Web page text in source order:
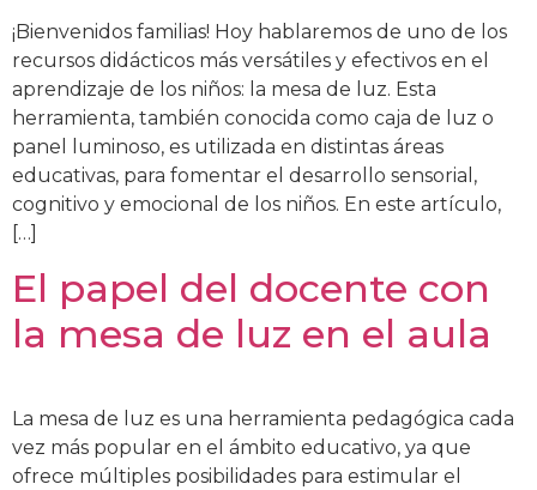
¡Bienvenidos familias! Hoy hablaremos de uno de los
recursos didácticos más versátiles y efectivos en el
aprendizaje de los niños: la mesa de luz. Esta
herramienta, también conocida como caja de luz o
panel luminoso, es utilizada en distintas áreas
educativas, para fomentar el desarrollo sensorial,
cognitivo y emocional de los niños. En este artículo,
[…]
El papel del docente con
la mesa de luz en el aula
La mesa de luz es una herramienta pedagógica cada
vez más popular en el ámbito educativo, ya que
ofrece múltiples posibilidades para estimular el